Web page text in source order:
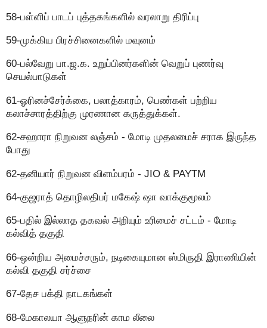
58-பள்ளிப் பாடப் புத்தகங்களில் வரலாறு திரிப்பு
59-முக்கிய பிரச்சினைகளில் மவுனம்
60-பல்வேறு பா.ஜ.க. உறுப்பினர்களின் வெறுப் புணர்வு
செயல்பாடுகள்
61-ஓரினச்சேர்க்கை, பலாத்காரம், பெண்கள் பற்றிய
கலாச்சாரத்திற்கு முரணான கருத்துக்கள்.
62-சஹாரா நிறுவன லஞ்சம் - மோடி முதலமைச் சராக இருந்த
போது
62-தனியார் நிறுவன விளம்பரம் - JIO & PAYTM
64-குஜராத் தொழிலதிபர் மகேஷ் ஷா வாக்குமூலம்
65-பதில் இல்லாத தகவல் அறியும் உரிமைச் சட்டம் - மோடி
கல்வித் தகுதி
66-ஒன்றிய அமைச்சரும், நடிகையுமான ஸ்மிருதி இராணியின்
கல்வி தகுதி சர்ச்சை
67-தேச பக்தி நாடகங்கள்
68-மேகாலயா ஆளுநரின் காம லீலை